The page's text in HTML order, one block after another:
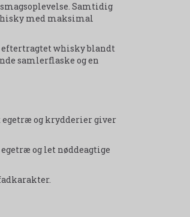
Samtidig
med maksimal
eftertragtet whisky blandt
samlerflaske og en
og krydderier giver
og let nøddeagtige